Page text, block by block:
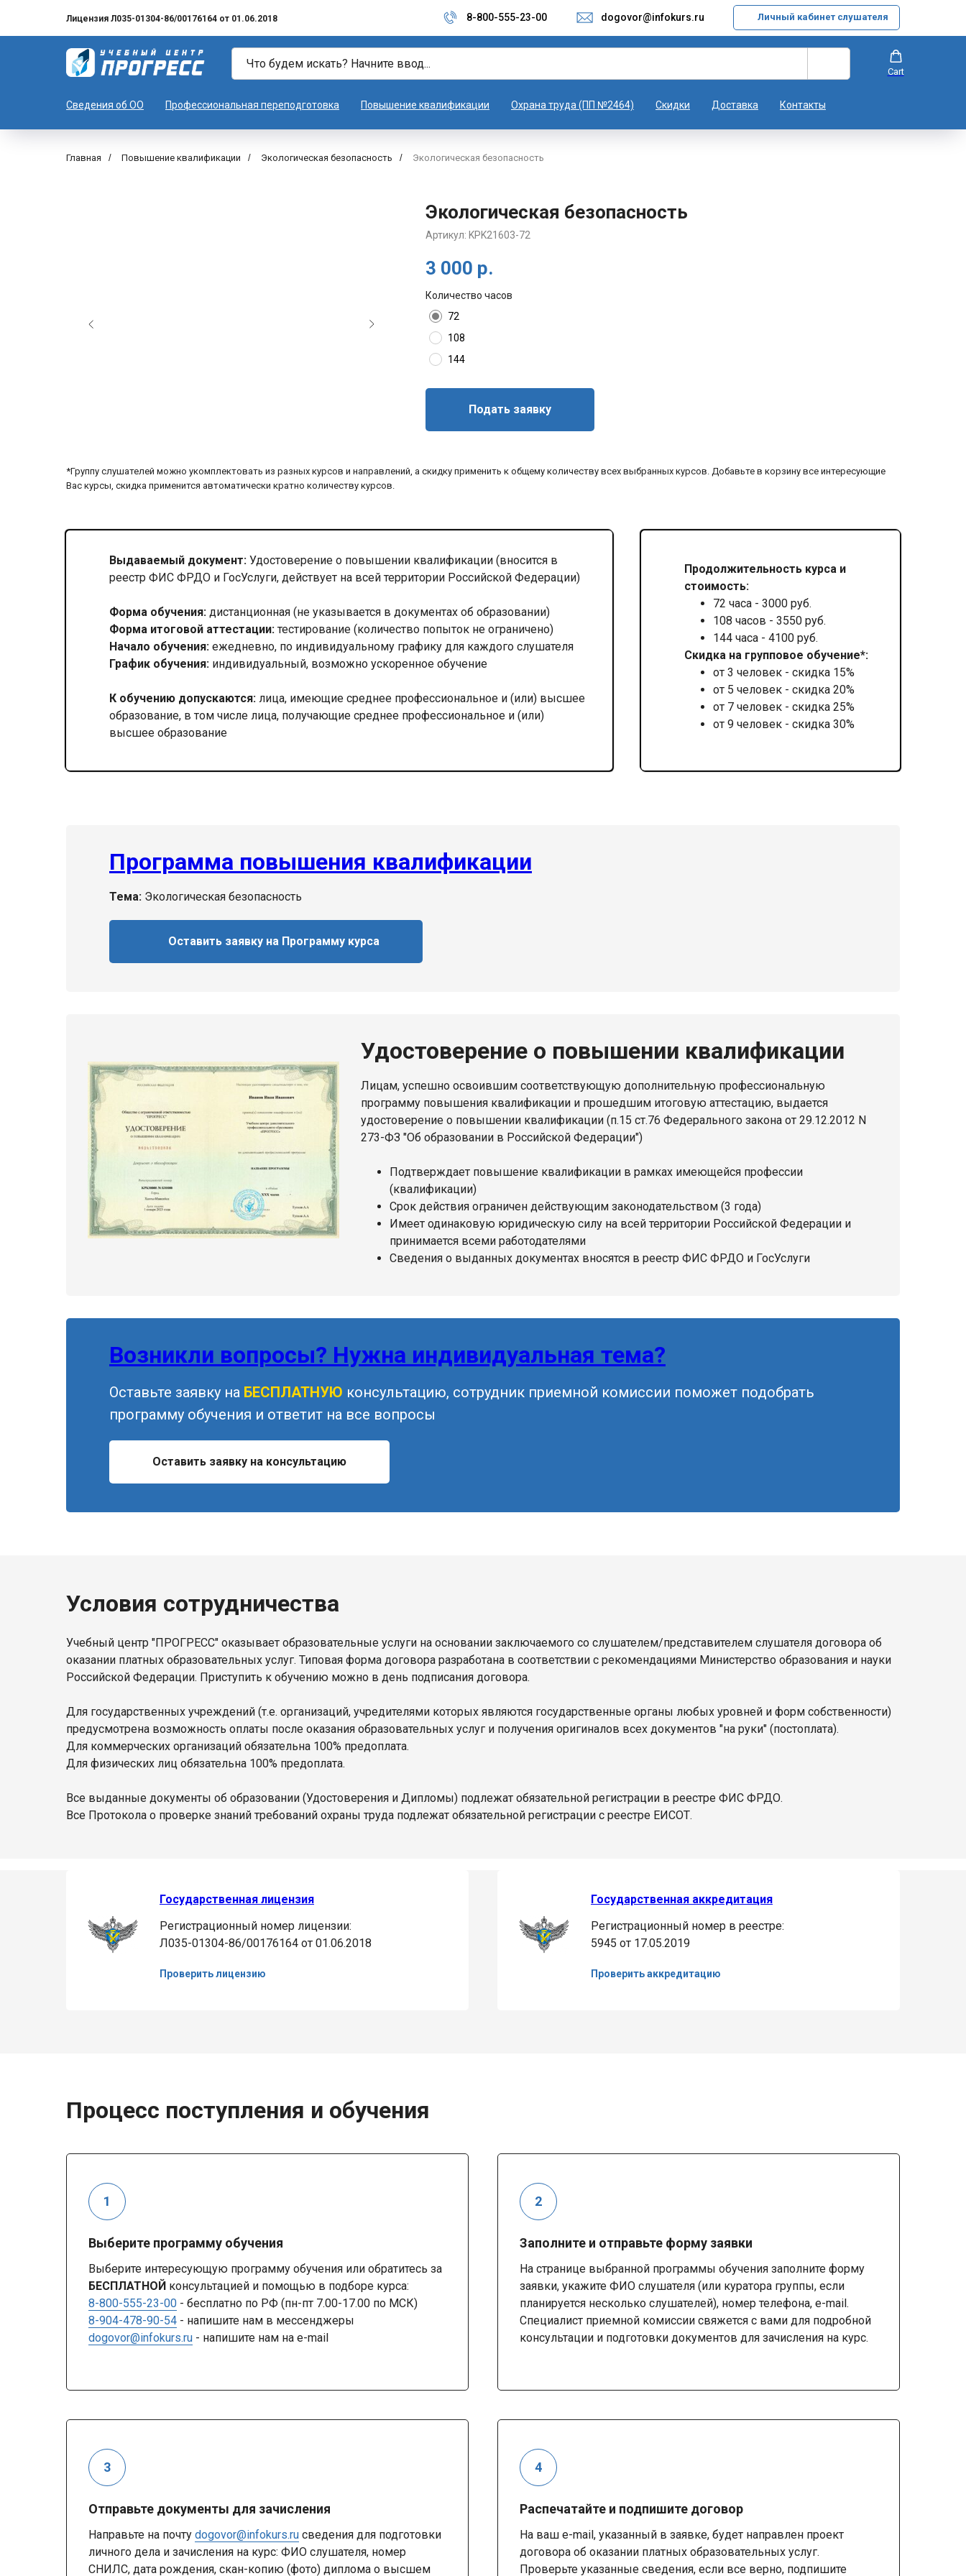
Лицензия Л035-01304-86/00176164 от 01.06.2018 8-800-555-23-00 dogovor@infokurs.ru Личный кабинет слушателя
Cart
Сведения об ОО Профессиональная переподготовка Повышение квалификации Охрана труда (ПП №2464) Скидки Доставка Контакты
Главная / Повышение квалификации / Экологическая безопасность / Экологическая безопасность
Экологическая безопасность
Артикул: KPK21603-72
3 000 р.
Количество часов
72
108
144
Подать заявку
*Группу слушателей можно укомплектовать из разных курсов и направлений, а скидку применить к общему количеству всех выбранных курсов. Добавьте в корзину все интересующие
Вас курсы, скидка применится автоматически кратно количеству курсов.
Выдаваемый документ: Удостоверение о повышении квалификации (вносится в
реестр ФИС ФРДО и ГосУслуги, действует на всей территории Российской Федерации)
Форма обучения: дистанционная (не указывается в документах об образовании)
Форма итоговой аттестации: тестирование (количество попыток не ограничено)
Начало обучения: ежедневно, по индивидуальному графику для каждого слушателя
График обучения: индивидуальный, возможно ускоренное обучение
К обучению допускаются: лица, имеющие среднее профессиональное и (или) высшее
образование, в том числе лица, получающие среднее профессиональное и (или)
высшее образование
Продолжительность курса и
стоимость:
72 часа - 3000 руб.
108 часов - 3550 руб.
144 часа - 4100 руб.
Скидка на групповое обучение*:
от 3 человек - скидка 15%
от 5 человек - скидка 20%
от 7 человек - скидка 25%
от 9 человек - скидка 30%
Программа повышения квалификации
Тема: Экологическая безопасность
Оставить заявку на Программу курса
Удостоверение о повышении квалификации
Лицам, успешно освоившим соответствующую дополнительную профессиональную
программу повышения квалификации и прошедшим итоговую аттестацию, выдается
удостоверение о повышении квалификации (п.15 ст.76 Федерального закона от 29.12.2012 N
273-ФЗ "Об образовании в Российской Федерации")
Подтверждает повышение квалификации в рамках имеющейся профессии
(квалификации)
Срок действия ограничен действующим законодательством (3 года)
Имеет одинаковую юридическую силу на всей территории Российской Федерации и
принимается всеми работодателями
Сведения о выданных документах вносятся в реестр ФИС ФРДО и ГосУслуги
Возникли вопросы? Нужна индивидуальная тема?
Оставьте заявку на БЕСПЛАТНУЮ консультацию, сотрудник приемной комиссии поможет подобрать
программу обучения и ответит на все вопросы
Оставить заявку на консультацию
Условия сотрудничества
Учебный центр "ПРОГРЕСС" оказывает образовательные услуги на основании заключаемого со слушателем/представителем слушателя договора об
оказании платных образовательных услуг. Типовая форма договора разработана в соответствии с рекомендациями Министерство образования и науки
Российской Федерации. Приступить к обучению можно в день подписания договора.
Для государственных учреждений (т.е. организаций, учредителями которых являются государственные органы любых уровней и форм собственности)
предусмотрена возможность оплаты после оказания образовательных услуг и получения оригиналов всех документов "на руки" (постоплата).
Для коммерческих организаций обязательна 100% предоплата.
Для физических лиц обязательна 100% предоплата.
Все выданные документы об образовании (Удостоверения и Дипломы) подлежат обязательной регистрации в реестре ФИС ФРДО.
Все Протокола о проверке знаний требований охраны труда подлежат обязательной регистрации с реестре ЕИСОТ.
Государственная лицензия
Регистрационный номер лицензии:
Л035-01304-86/00176164 от 01.06.2018
Проверить лицензию
Государственная аккредитация
Регистрационный номер в реестре:
5945 от 17.05.2019
Проверить аккредитацию
Процесс поступления и обучения
Выберите программу обучения
Выберите интересующую программу обучения или обратитесь за
БЕСПЛАТНОЙ консультацией и помощью в подборе курса:
8-800-555-23-00 - бесплатно по РФ (пн-пт 7.00-17.00 по МСК)
8-904-478-90-54 - напишите нам в мессенджеры
dogovor@infokurs.ru - напишите нам на e-mail
Заполните и отправьте форму заявки
На странице выбранной программы обучения заполните форму
заявки, укажите ФИО слушателя (или куратора группы, если
планируется несколько слушателей), номер телефона, e-mail.
Специалист приемной комиссии свяжется с вами для подробной
консультации и подготовки документов для зачисления на курс.
Отправьте документы для зачисления
Направьте на почту dogovor@infokurs.ru сведения для подготовки
личного дела и зачисления на курс: ФИО слушателя, номер
СНИЛС, дата рождения, скан-копию (фото) диплома о высшем
Распечатайте и подпишите договор
На ваш e-mail, указанный в заявке, будет направлен проект
договора об оказании платных образовательных услуг.
Проверьте указанные сведения, если все верно, подпишите